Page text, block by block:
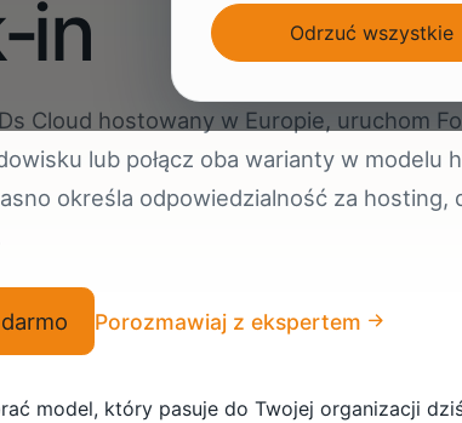
Cloud hostowany w Europie, uruchom
lub połącz oba warianty w modelu
określa odpowiedzialność za hosting,
Porozmawiaj z ekspertem
model, który pasuje do Twojej organizacji
Odrzuć wszystkie